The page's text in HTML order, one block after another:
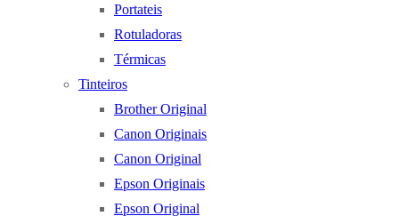
Portateis
Rotuladoras
Térmicas
Tinteiros
Brother Original
Canon Originais
Canon Original
Epson Originais
Epson Original